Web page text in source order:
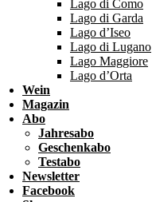
Lago di Como
Lago di Garda
Lago d’Iseo
Lago di Lugano
Lago Maggiore
Lago d’Orta
Wein
Magazin
Abo
Jahresabo
Geschenkabo
Testabo
Newsletter
Facebook